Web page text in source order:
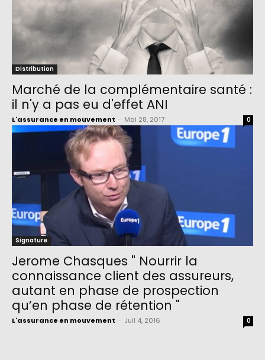
Distribution
Marché de la complémentaire santé :
il n'y a pas eu d'effet ANI
L'assurance en mouvement Mai 28, 2017 0
Signature
Jerome Chasques " Nourrir la
connaissance client des assureurs,
autant en phase de prospection
qu’en phase de rétention "
L'assurance en mouvement Juil 4, 2016 0